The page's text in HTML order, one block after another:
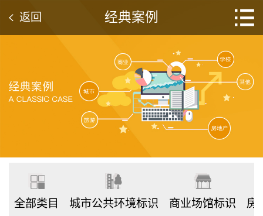
经典案例
返回
全部类目 城市公共环境标识 商业场馆标识 房